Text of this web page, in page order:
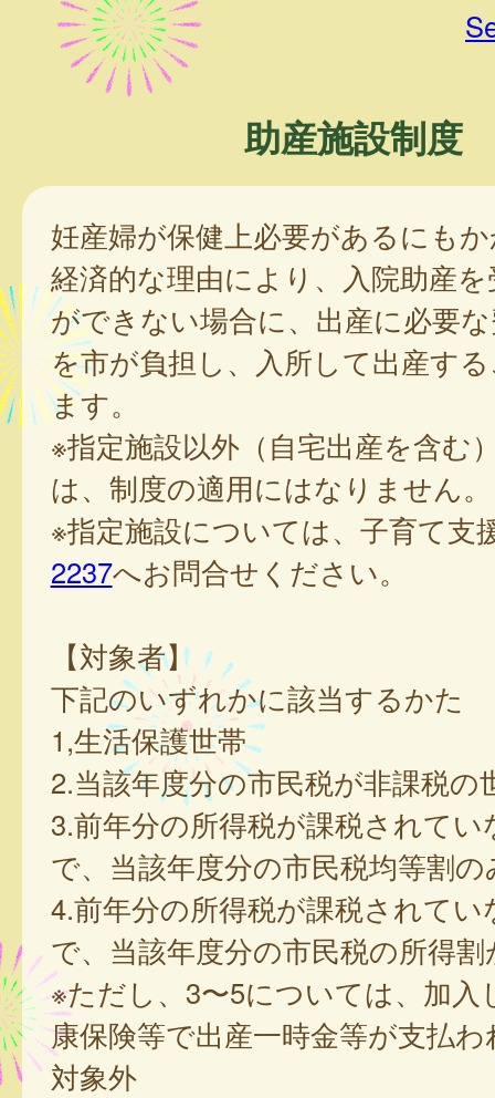
助産施設制度
妊産婦が保健上必要があるにも
経済的な理由により、入院助産
ができない場合に、出産に必要
を市が負担し、入所して出産す
ます。
※指定施設以外（自宅出産を含む
は、制度の適用にはなりません。
※指定施設については、子育て支
2237へお問合せください。
【対象者】
下記のいずれかに該当するかた
1,生活保護世帯
2.当該年度分の市民税が非課税の
3.前年分の所得税が課税されてい
で、当該年度分の市民税均等割
4.前年分の所得税が課税されてい
で、当該年度分の市民税の所得
※ただし、3〜5については、加入
康保険等で出産一時金等が支払
対象外